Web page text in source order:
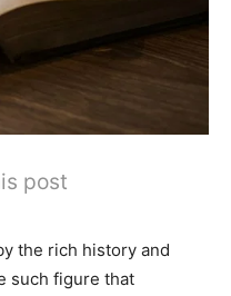
post
the⁢ rich history and
such figure that